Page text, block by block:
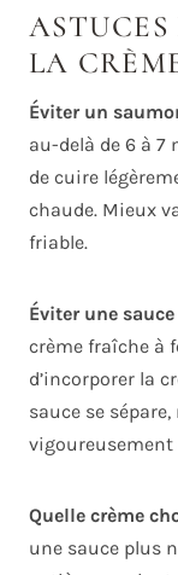
LA
Éviter un
au-delà de 6 à
de cuire
chaude. Mieux
friable.
Éviter une
crème fraîche à
d’incorporer la
sauce se
vigoureusement
Quelle crème
une sauce plus